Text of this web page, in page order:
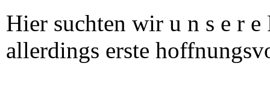
Hier suchten wir u n s e r e
allerdings erste